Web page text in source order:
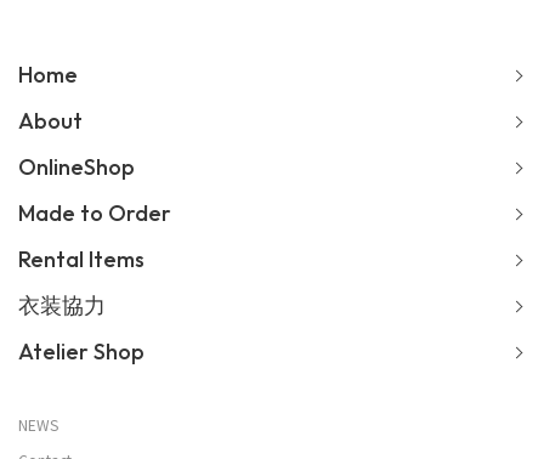
Home
About
OnlineShop
Made to Order
Rental Items
衣装協力
Atelier Shop
NEWS